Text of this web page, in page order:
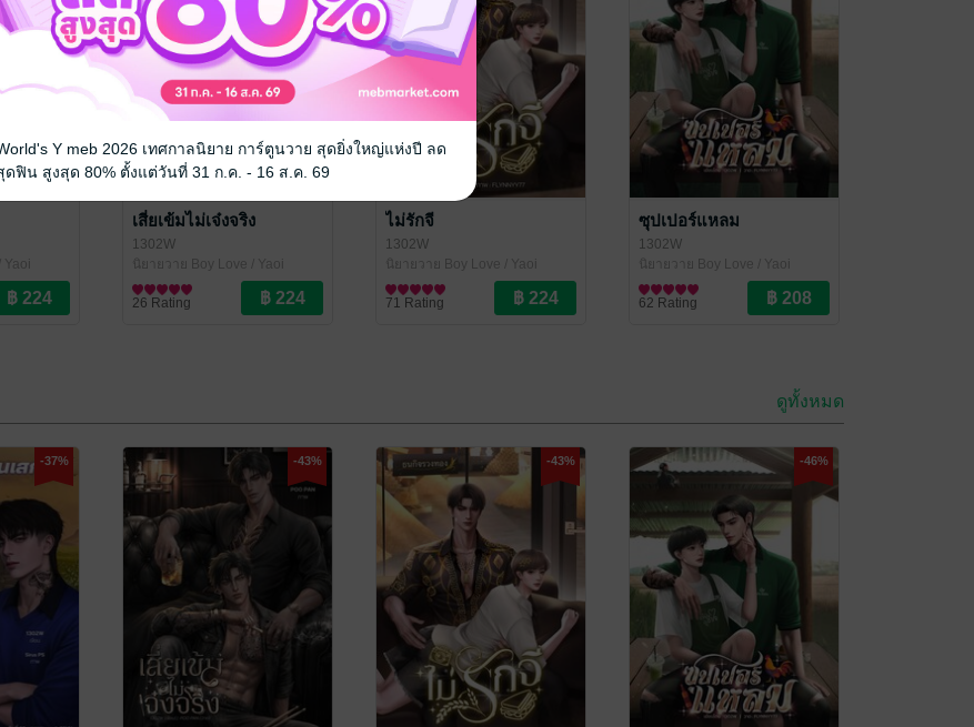
เสี่ยเข้มไม่เจ๋งจริง
1302W
นิยายวาย Boy Love / Yaoi
26 Rating
ไม่รักจี
1302W
นิยายวาย Boy Love / Yaoi
71 Rating
ซุปเปอร์แหลม
1302W
นิยายวาย Boy Love / Yaoi
62 Rating
ดูทั้งหมด
-37% -43% -43% -46%
Y meb 2026 เทศกาลนิยาย การ์ตูนวาย สุดยิ่งใหญ่แห่งปี ลด
ดฟิน สูงสุด 80% ตั้งแต่วันที่ 31 ก.ค. - 16 ส.ค. 69